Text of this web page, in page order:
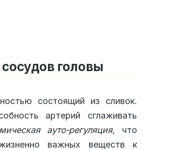
головы
состоящий из сливок.
артерий сглаживать
ауто‑регуляция, что
важных веществ к